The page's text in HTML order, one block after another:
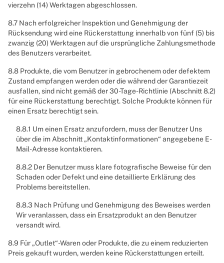
vierzehn (14) Werktagen abgeschlossen.
8.7 Nach erfolgreicher Inspektion und Genehmigung der
Rücksendung wird eine Rückerstattung innerhalb von fünf (5) bis
zwanzig (20) Werktagen auf die ursprüngliche Zahlungsmethode
des Benutzers verarbeitet.
8.8 Produkte, die vom Benutzer in gebrochenem oder defektem
Zustand empfangen werden oder die während der Garantiezeit
ausfallen, sind nicht gemäß der 30-Tage-Richtlinie (Abschnitt 8.2)
für eine Rückerstattung berechtigt. Solche Produkte können für
einen Ersatz berechtigt sein.
8.8.1 Um einen Ersatz anzufordern, muss der Benutzer Uns
über die im Abschnitt „Kontaktinformationen“ angegebene E-
Mail-Adresse kontaktieren.
8.8.2 Der Benutzer muss klare fotografische Beweise für den
Schaden oder Defekt und eine detaillierte Erklärung des
Problems bereitstellen.
8.8.3 Nach Prüfung und Genehmigung des Beweises werden
Wir veranlassen, dass ein Ersatzprodukt an den Benutzer
versandt wird.
8.9 Für „Outlet“-Waren oder Produkte, die zu einem reduzierten
Preis gekauft wurden, werden keine Rückerstattungen erteilt.